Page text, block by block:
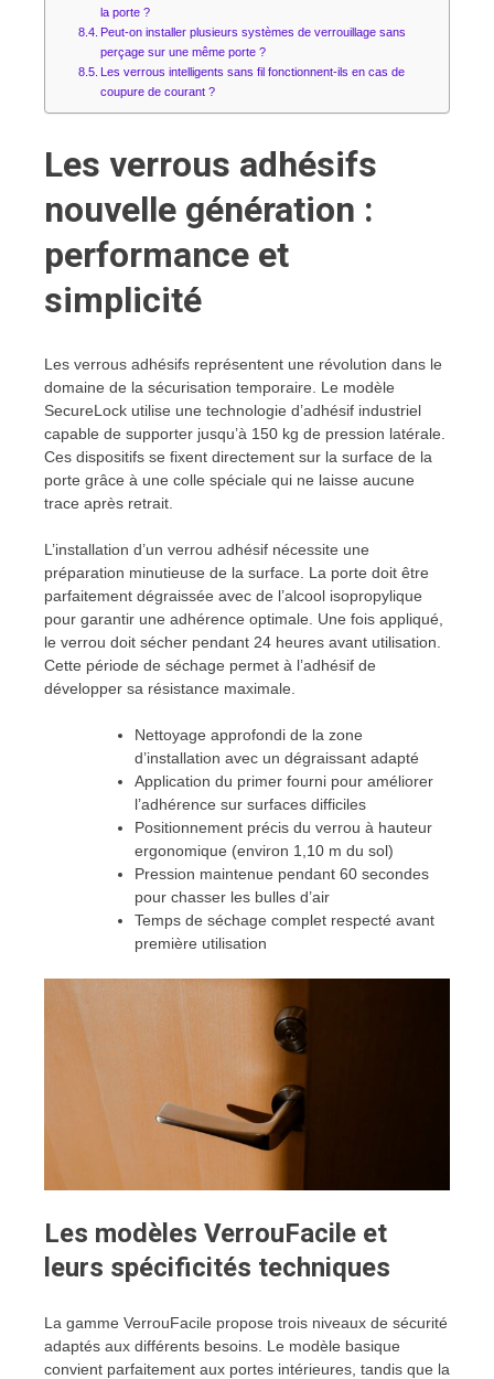
la porte ?
Peut-on installer plusieurs systèmes de verrouillage sans
perçage sur une même porte ?
Les verrous intelligents sans fil fonctionnent-ils en cas de
coupure de courant ?
Les verrous adhésifs
nouvelle génération :
performance et
simplicité
Les verrous adhésifs représentent une révolution dans le
domaine de la sécurisation temporaire. Le modèle
SecureLock utilise une technologie d’adhésif industriel
capable de supporter jusqu’à 150 kg de pression latérale.
Ces dispositifs se fixent directement sur la surface de la
porte grâce à une colle spéciale qui ne laisse aucune
trace après retrait.
L’installation d’un verrou adhésif nécessite une
préparation minutieuse de la surface. La porte doit être
parfaitement dégraissée avec de l’alcool isopropylique
pour garantir une adhérence optimale. Une fois appliqué,
le verrou doit sécher pendant 24 heures avant utilisation.
Cette période de séchage permet à l’adhésif de
développer sa résistance maximale.
Nettoyage approfondi de la zone
d’installation avec un dégraissant adapté
Application du primer fourni pour améliorer
l’adhérence sur surfaces difficiles
Positionnement précis du verrou à hauteur
ergonomique (environ 1,10 m du sol)
Pression maintenue pendant 60 secondes
pour chasser les bulles d’air
Temps de séchage complet respecté avant
première utilisation
Les modèles VerrouFacile et
leurs spécificités techniques
La gamme VerrouFacile propose trois niveaux de sécurité
adaptés aux différents besoins. Le modèle basique
convient parfaitement aux portes intérieures, tandis que la